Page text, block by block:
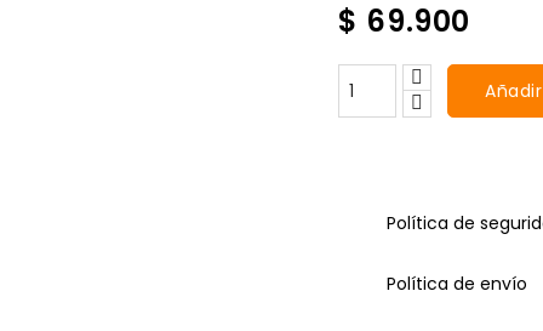
$ 69.900
Política de
Política de envío